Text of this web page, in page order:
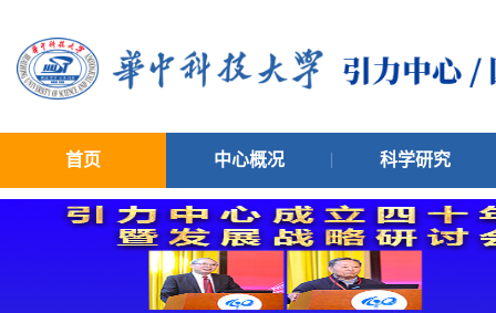
首页 中心概况 科学研究